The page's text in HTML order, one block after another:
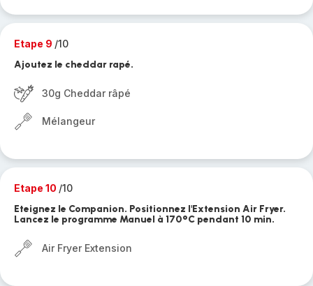
Etape 9 /10
Ajoutez le cheddar rapé.
30g Cheddar râpé
Mélangeur
Etape 10 /10
Eteignez le Companion. Positionnez l'Extension Air Fryer.
Lancez le programme Manuel à 170°C pendant 10 min.
Air Fryer Extension